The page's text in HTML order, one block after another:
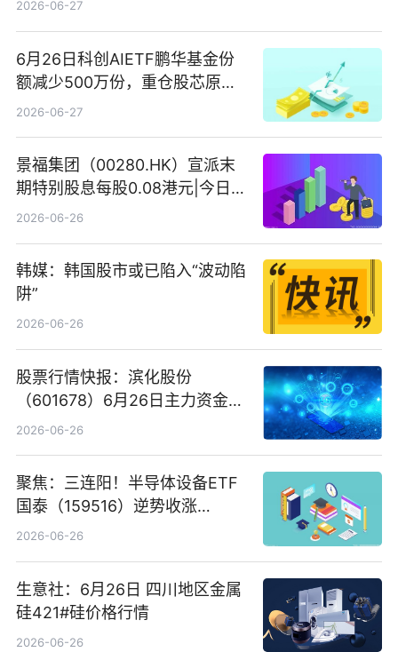
2026-06-27
6月26日科创AIETF鹏华基金份
额减少500万份，重仓股芯原股
份、寒武纪、澜起科技 观速讯
2026-06-27
景福集团（00280.HK）宣派末
期特别股息每股0.08港元|今日快
看
2026-06-26
韩媒：韩国股市或已陷入“波动陷
阱”
2026-06-26
股票行情快报：滨化股份
（601678）6月26日主力资金净
卖出5964.34万元
2026-06-26
聚焦：三连阳！半导体设备ETF
国泰（159516）逆势收涨
3.5%，近10日累计净流入超65
2026-06-26
生意社：6月26日 四川地区金属
硅421#硅价格行情
2026-06-26